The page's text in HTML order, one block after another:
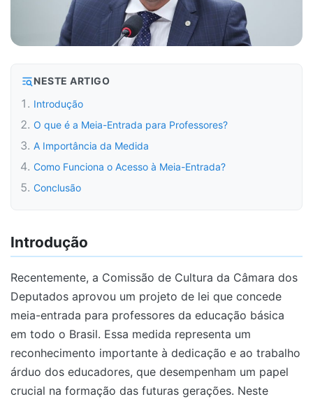
NESTE ARTIGO
Introdução
O que é a Meia-Entrada para Professores?
A Importância da Medida
Como Funciona o Acesso à Meia-Entrada?
Conclusão
Introdução
Recentemente, a Comissão de Cultura da Câmara dos
Deputados aprovou um projeto de lei que concede
meia-entrada para professores da educação básica
em todo o Brasil. Essa medida representa um
reconhecimento importante à dedicação e ao trabalho
árduo dos educadores, que desempenham um papel
crucial na formação das futuras gerações. Neste